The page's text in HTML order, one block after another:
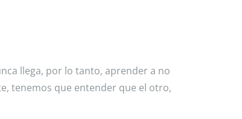
llega, por lo tanto, aprender a no
tenemos que entender que el otro,